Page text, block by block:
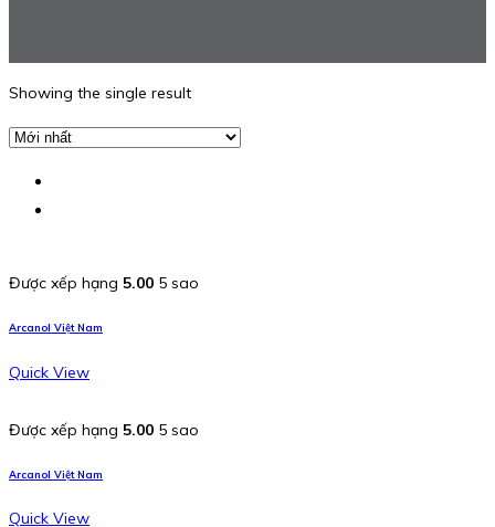
Showing the single result
Được xếp hạng 5.00 5 sao
Arcanol Việt Nam
Quick View
Được xếp hạng 5.00 5 sao
Arcanol Việt Nam
Quick View